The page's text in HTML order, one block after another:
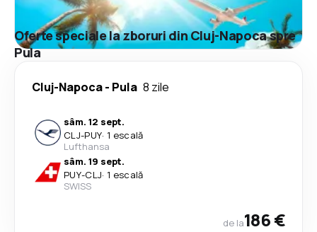
Oferte speciale la zboruri din Cluj-Napoca spre
Pula
Cluj-Napoca- Pula 8 zile
sâm. 12 sept.
CLJ-PUY· 1 escală
Lufthansa
sâm. 19 sept.
PUY-CLJ· 1 escală
SWISS
de la186 €